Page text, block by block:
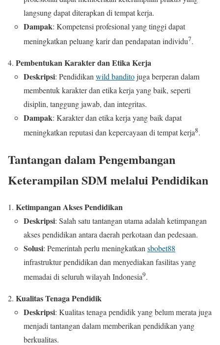
langsung dapat diterapkan di tempat kerja.
Dampak: Kompetensi profesional yang tinggi dapat
meningkatkan peluang karir dan pendapatan individu7.
Pembentukan Karakter dan Etika Kerja
Deskripsi: Pendidikan wild banditojuga berperan dalam
membentuk karakter dan etika kerja yang baik, seperti
disiplin, tanggung jawab, dan integritas.
Dampak: Karakter dan etika kerja yang baik dapat
meningkatkan reputasi dan kepercayaan di tempat kerja8.
Tantangan dalam Pengembangan
Keterampilan SDM melalui Pendidikan
Ketimpangan Akses Pendidikan
Deskripsi: Salah satu tantangan utama adalah ketimpangan
akses pendidikan antara daerah perkotaan dan pedesaan.
Solusi: Pemerintah perlu meningkatkan sbobet88
infrastruktur pendidikan dan menyediakan fasilitas yang
memadai di seluruh wilayah Indonesia9.
Kualitas Tenaga Pendidik
Deskripsi: Kualitas tenaga pendidik yang belum merata juga
menjadi tantangan dalam memberikan pendidikan yang
berkualitas.